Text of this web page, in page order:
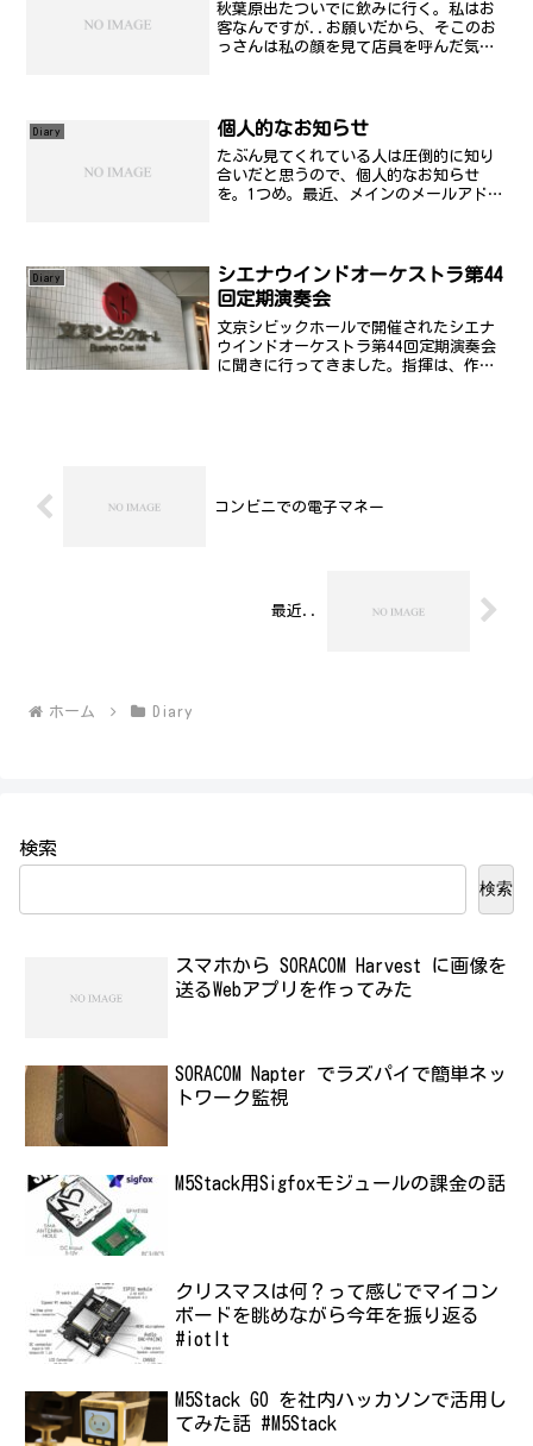
秋葉原出たついでに飲みに行く。私はお
客なんですが..お願いだから、そこのお
っさんは私の顔を見て店員を呼んだ気に
Diary 個人的なお知らせ
たぶん見てくれている人は圧倒的に知り
合いだと思うので、個人的なお知らせ
を。1つめ。最近、メインのメールアドレ
ています。聞い...
Diary
シエナウインドオーケストラ第44
回定期演奏会
文京シビックホールで開催されたシエナ
ウインドオーケストラ第44回定期演奏会
に聞きに行ってきました。指揮は、作曲
コンビニでの電子マネー
最近..
ホーム Diary
検索
検索
スマホから SORACOM Harvest に画像を
送るWebアプリを作ってみた
SORACOM Napter でラズパイで簡単ネッ
トワーク監視
M5Stack用Sigfoxモジュールの課金の話
クリスマスは何？って感じでマイコン
ボードを眺めながら今年を振り返る
#iotlt
M5Stack GO を社内ハッカソンで活用し
てみた話 #M5Stack